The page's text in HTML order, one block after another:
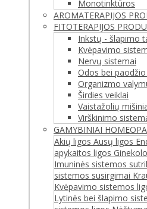
Monotinktūros
AROMATERAPIJOS
FITOTERAPIJOS
Inkstų - šlapimo
Kvėpavimo
Nervų sistemai
Odos bei
Organizmo
Širdies veiklai
Vaistažolių
Virškinimo
GAMYBINIAI
Akių ligos Ausų ligos
apykaitos ligos
Imuninės sistemos
sistemos susirgimai
Kvėpavimo sistemos
Lytinės bei šlapimo